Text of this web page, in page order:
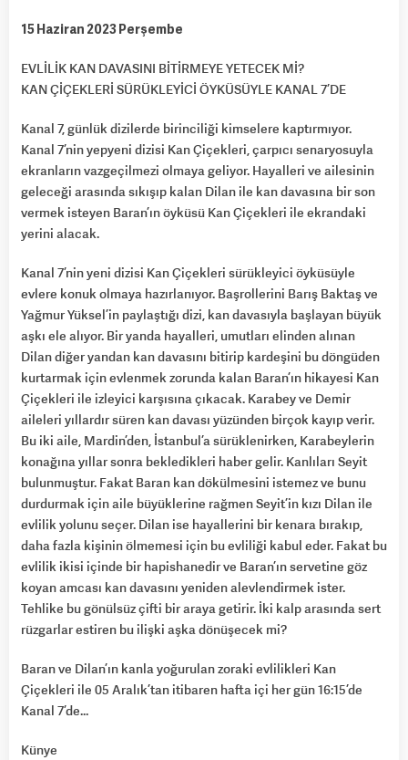
15 Haziran 2023 Perşembe
EVLİLİK KAN DAVASINI BİTİRMEYE YETECEK Mİ?
KAN ÇİÇEKLERİ SÜRÜKLEYİCİ ÖYKÜSÜYLE KANAL 7’DE
Kanal 7, günlük dizilerde birinciliği kimselere kaptırmıyor.
Kanal 7’nin yepyeni dizisi Kan Çiçekleri, çarpıcı senaryosuyla
ekranların vazgeçilmezi olmaya geliyor. Hayalleri ve ailesinin
geleceği arasında sıkışıp kalan Dilan ile kan davasına bir son
vermek isteyen Baran’ın öyküsü Kan Çiçekleri ile ekrandaki
yerini alacak.
Kanal 7’nin yeni dizisi Kan Çiçekleri sürükleyici öyküsüyle
evlere konuk olmaya hazırlanıyor. Başrollerini Barış Baktaş ve
Yağmur Yüksel’in paylaştığı dizi, kan davasıyla başlayan büyük
aşkı ele alıyor. Bir yanda hayalleri, umutları elinden alınan
Dilan diğer yandan kan davasını bitirip kardeşini bu döngüden
kurtarmak için evlenmek zorunda kalan Baran’ın hikayesi Kan
Çiçekleri ile izleyici karşısına çıkacak. Karabey ve Demir
aileleri yıllardır süren kan davası yüzünden birçok kayıp verir.
Bu iki aile, Mardin’den, İstanbul’a sürüklenirken, Karabeylerin
konağına yıllar sonra bekledikleri haber gelir. Kanlıları Seyit
bulunmuştur. Fakat Baran kan dökülmesini istemez ve bunu
durdurmak için aile büyüklerine rağmen Seyit’in kızı Dilan ile
evlilik yolunu seçer. Dilan ise hayallerini bir kenara bırakıp,
daha fazla kişinin ölmemesi için bu evliliği kabul eder. Fakat bu
evlilik ikisi içinde bir hapishanedir ve Baran’ın servetine göz
koyan amcası kan davasını yeniden alevlendirmek ister.
Tehlike bu gönülsüz çifti bir araya getirir. İki kalp arasında sert
rüzgarlar estiren bu ilişki aşka dönüşecek mi?
Baran ve Dilan’ın kanla yoğurulan zoraki evlilikleri Kan
Çiçekleri ile 05 Aralık’tan itibaren hafta içi her gün 16:15’de
Kanal 7’de…
Künye